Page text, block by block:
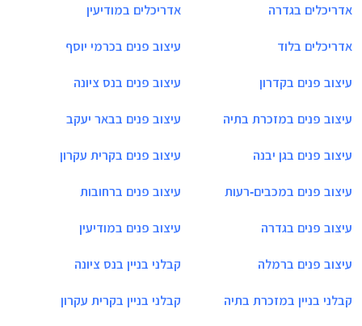
אדריכלים בגדרה אדריכלים במודיעין
אדריכלים בלוד עיצוב פנים בכרמי יוסף
עיצוב פנים בקדרון עיצוב פנים בנס ציונה
עיצוב פנים במזכרת בתיה עיצוב פנים בבאר יעקב
עיצוב פנים בגן יבנה עיצוב פנים בקרית עקרון
עיצוב פנים במכבים-רעות עיצוב פנים ברחובות
עיצוב פנים בגדרה עיצוב פנים במודיעין
עיצוב פנים ברמלה קבלני בניין בנס ציונה
קבלני בניין במזכרת בתיה קבלני בניין בקרית עקרון